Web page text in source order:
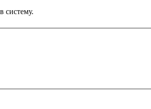
систему.